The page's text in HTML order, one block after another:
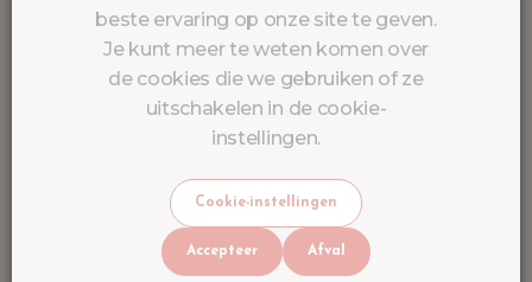
beste ervaring op onze site te geven.
Je kunt meer te weten komen over
de cookies die we gebruiken of ze
uitschakelen in de cookie-
instellingen.
Cookie-instellingen
Accepteer Afval